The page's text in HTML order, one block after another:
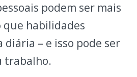
podem ser mais
habilidades
diária – e isso pode ser
trabalho.